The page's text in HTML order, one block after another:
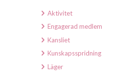
Aktivitet
Engagerad medlem
Kansliet
Kunskapsspridning
Läger